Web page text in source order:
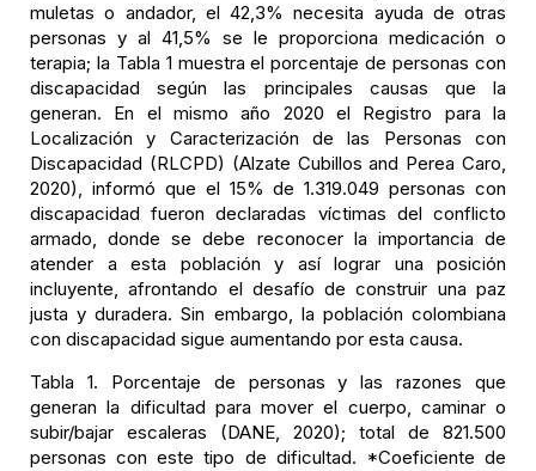
muletas o andador, el 42,3% necesita ayuda de otras
personas y al 41,5% se le proporciona medicación o
terapia; la Tabla 1 muestra el porcentaje de personas con
discapacidad según las principales causas que la
generan. En el mismo año 2020 el Registro para la
Localización y Caracterización de las Personas con
Discapacidad (RLCPD) (Alzate Cubillos and Perea Caro,
2020), informó que el 15% de 1.319.049 personas con
discapacidad fueron declaradas víctimas del conflicto
armado, donde se debe reconocer la importancia de
atender a esta población y así lograr una posición
incluyente, afrontando el desafío de construir una paz
justa y duradera. Sin embargo, la población colombiana
con discapacidad sigue aumentando por esta causa.
Tabla 1. Porcentaje de personas y las razones que
generan la dificultad para mover el cuerpo, caminar o
subir/bajar escaleras (DANE, 2020); total de 821.500
personas con este tipo de dificultad. *Coeficiente de